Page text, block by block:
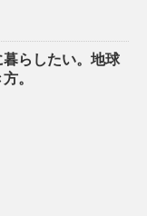
らしたい。地球
。